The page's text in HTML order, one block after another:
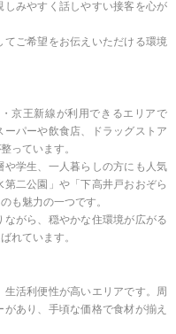
みやすく話しやすい接客を心が
ご希望をお伝えいただける環境
京王新線が利用できるエリアで
パーや飲食店、ドラッグストア
っています。
学生、一人暮らしの方にも人気
二公園」や「下高井戸おおぞら
も魅力の一つです。
がら、穏やかな住環境が広がる
れています。
活利便性が高いエリアです。周
あり、手頃な価格で食材が揃え